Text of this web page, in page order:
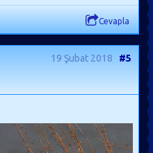
Cevapla
19 Şubat 2018 #5